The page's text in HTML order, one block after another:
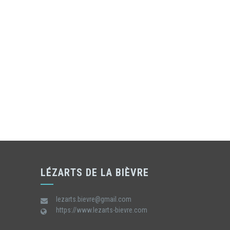
LÉZARTS DE LA BIÈVRE
lezarts.bievre@gmail.com
https://www.lezarts-bievre.com